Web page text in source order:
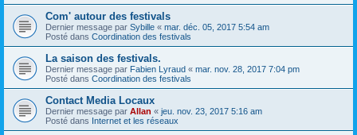
Com' autour des festivals
Dernier message par Sybille « mar. déc. 05, 2017 5:54 am
Posté dans Coordination des festivals
La saison des festivals.
Dernier message par Fabien Lyraud « mar. nov. 28, 2017 7:04 pm
Posté dans Coordination des festivals
Contact Media Locaux
Dernier message par Allan « jeu. nov. 23, 2017 5:16 am
Posté dans Internet et les réseaux